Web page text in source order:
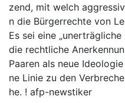
zend, mit welch
n die Bürgerrechte von
Es sei eine
die rechtliche
Paaren als neue
ne Linie zu den
he. ! afp-newstiker